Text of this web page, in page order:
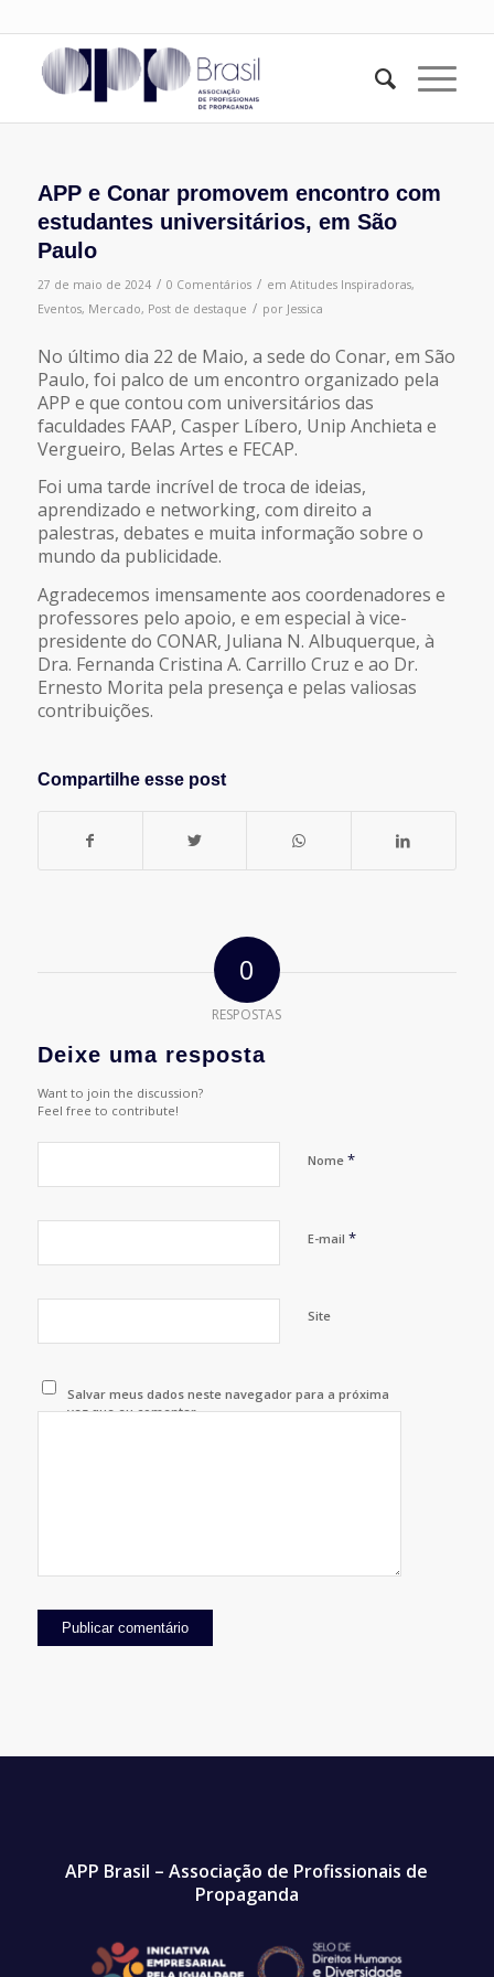
APP e Conar promovem encontro com
estudantes universitários, em São
Paulo
27 de maio de 2024 / 0 Comentários / em Atitudes Inspiradoras,
Eventos, Mercado, Post de destaque / por Jessica
No último dia 22 de Maio, a sede do Conar, em São
Paulo, foi palco de um encontro organizado pela
APP e que contou com universitários das
faculdades FAAP, Casper Líbero, Unip Anchieta e
Vergueiro, Belas Artes e FECAP.
Foi uma tarde incrível de troca de ideias,
aprendizado e networking, com direito a
palestras, debates e muita informação sobre o
mundo da publicidade.
Agradecemos imensamente aos coordenadores e
professores pelo apoio, e em especial à vice-
presidente do CONAR, Juliana N. Albuquerque, à
Dra. Fernanda Cristina A. Carrillo Cruz e ao Dr.
Ernesto Morita pela presença e pelas valiosas
contribuições.
Compartilhe esse post
0
RESPOSTAS
Deixe uma resposta
Want to join the discussion?
Feel free to contribute!
Nome *
E-mail *
Site
Salvar meus dados neste navegador para a próxima
vez que eu comentar.
APP Brasil – Associação de Profissionais de
Propaganda